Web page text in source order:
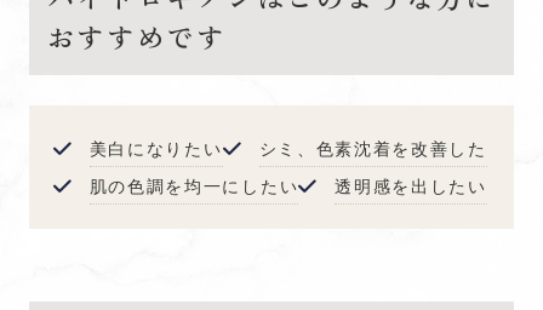
おすすめです
美白になりたい
シミ、色素沈着を改善した
肌の色調を均一にしたい
透明感を出したい